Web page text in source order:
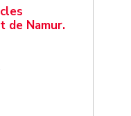
de Namur.